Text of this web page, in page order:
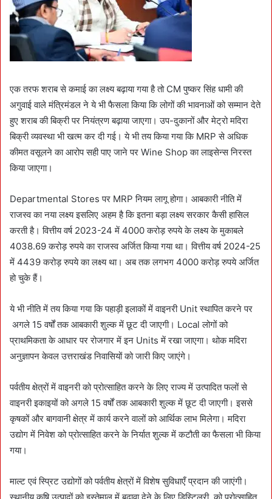
एक तरफ शराब से कमाई का लक्ष्य बढ़ाया गया है तो CM पुष्कर सिंह धामी की
अगुवाई वाले मंत्रिमंडल ने ये भी फैसला किया कि लोगों की भावनाओं को सम्मान देते
हुए शराब की बिक्री पर नियंत्रण बढ़ाया जाएगा। उप-दुकानों और मेट्रो मदिरा
बिक्री व्यवस्था भी खत्म कर दी गई। ये भी तय किया गया कि MRP से अधिक
कीमत वसूलने का आरोप सही पाए जाने पर Wine Shop का लाइसेन्स निरस्त
किया जाएगा।
Departmental Stores पर MRP नियम लागू होगा। आबकारी नीति में
राजस्व का नया लक्ष्य इसलिए अहम है कि इतना बड़ा लक्ष्य सरकार कैसी हासिल
करती है। वित्तीय वर्ष 2023-24 में 4000 करोड़ रुपये के लक्ष्य के मुकाबले
4038.69 करोड़ रुपये का राजस्व अर्जित किया गया था। वित्तीय वर्ष 2024-25
में 4439 करोड़ रुपये का लक्ष्य था। अब तक लगभग 4000 करोड़ रुपये अर्जित
हो चुके हैं।
ये भी नीति में तय किया गया कि पहाड़ी इलाकों में वाइनरी Unit स्थापित करने पर
अगले 15 वर्षों तक आबकारी शुल्क में छूट दी जाएगी। Local लोगों को
प्राथमिकता के आधार पर रोजगार में इन Units में रखा जाएगा। थोक मदिरा
अनुज्ञापन केवल उत्तराखंड निवासियों को जारी किए जाएंगे।
पर्वतीय क्षेत्रों में वाइनरी को प्रोत्साहित करने के लिए राज्य में उत्पादित फलों से
वाइनरी इकाइयों को अगले 15 वर्षों तक आबकारी शुल्क में छूट दी जाएगी। इससे
कृषकों और बागवानी क्षेत्र में कार्य करने वालों को आर्थिक लाभ मिलेगा। मदिरा
उद्योग में निवेश को प्रोत्साहित करने के निर्यात शुल्क में कटौती का फैसला भी किया
गया।
माल्ट एवं स्प्रिट उद्योगों को पर्वतीय क्षेत्रों में विशेष सुविधाएँ प्रदान की जाएंगी।